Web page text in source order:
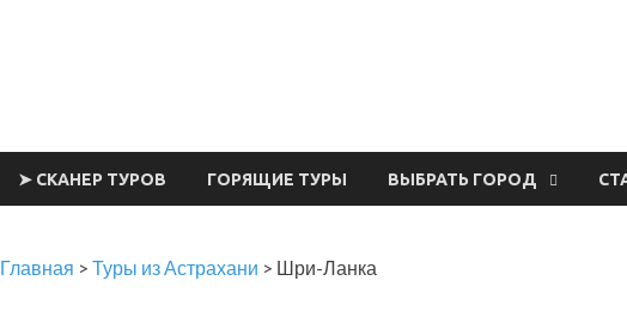
➤ СКАНЕР ТУРОВ ГОРЯЩИЕ ТУРЫ ВЫБРАТЬ ГОРОД
Главная > Туры из Астрахани > Шри-Ланка